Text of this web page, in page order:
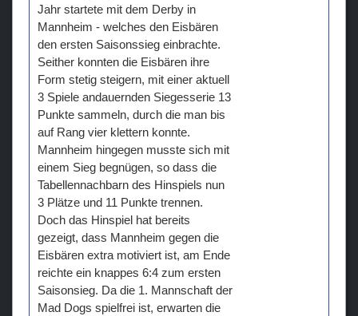
Jahr startete mit dem Derby in
Mannheim - welches den Eisbären
den ersten Saisonssieg einbrachte.
Seither konnten die Eisbären ihre
Form stetig steigern, mit einer aktuell
3 Spiele andauernden Siegesserie 13
Punkte sammeln, durch die man bis
auf Rang vier klettern konnte.
Mannheim hingegen musste sich mit
einem Sieg begnügen, so dass die
Tabellennachbarn des Hinspiels nun
3 Plätze und 11 Punkte trennen.
Doch das Hinspiel hat bereits
gezeigt, dass Mannheim gegen die
Eisbären extra motiviert ist, am Ende
reichte ein knappes 6:4 zum ersten
Saisonsieg. Da die 1. Mannschaft der
Mad Dogs spielfrei ist, erwarten die